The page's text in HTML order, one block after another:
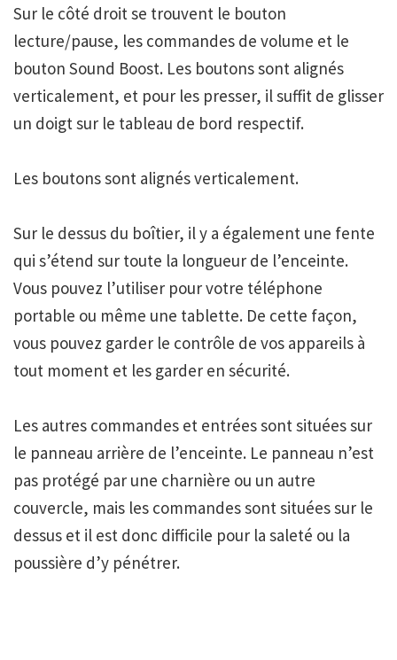
Sur le côté droit se trouvent le bouton
lecture/pause, les commandes de volume et le
bouton Sound Boost. Les boutons sont alignés
verticalement, et pour les presser, il suffit de glisser
un doigt sur le tableau de bord respectif.
Les boutons sont alignés verticalement.
Sur le dessus du boîtier, il y a également une fente
qui s’étend sur toute la longueur de l’enceinte.
Vous pouvez l’utiliser pour votre téléphone
portable ou même une tablette. De cette façon,
vous pouvez garder le contrôle de vos appareils à
tout moment et les garder en sécurité.
Les autres commandes et entrées sont situées sur
le panneau arrière de l’enceinte. Le panneau n’est
pas protégé par une charnière ou un autre
couvercle, mais les commandes sont situées sur le
dessus et il est donc difficile pour la saleté ou la
poussière d’y pénétrer.